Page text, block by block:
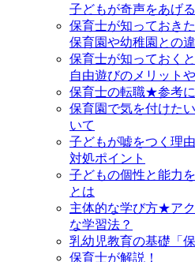
子どもが奇声をあげ
保育士が知っておき
保育園や幼稚園との
保育士が知っておく
自由遊びのメリット
保育士の転職★参考
保育園で気を付けた
いて
子どもが嘘をつく理
対処ポイント
子どもの個性と能力
とは
主体的な学び方★ア
な学習法？
乳幼児教育の基礎「
保育士が解説！